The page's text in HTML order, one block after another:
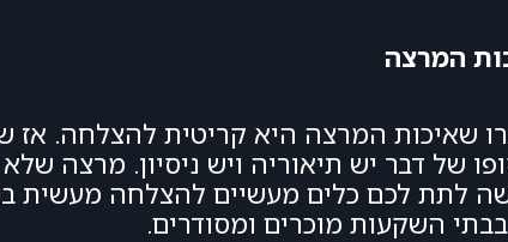
המרצה
שאיכות המרצה היא קריטית להצלחה.
של דבר יש תיאוריה ויש ניסיון. מרצה
לתת לכם כלים מעשיים להצלחה מעשית
השקעות מוכרים ומסודרים.